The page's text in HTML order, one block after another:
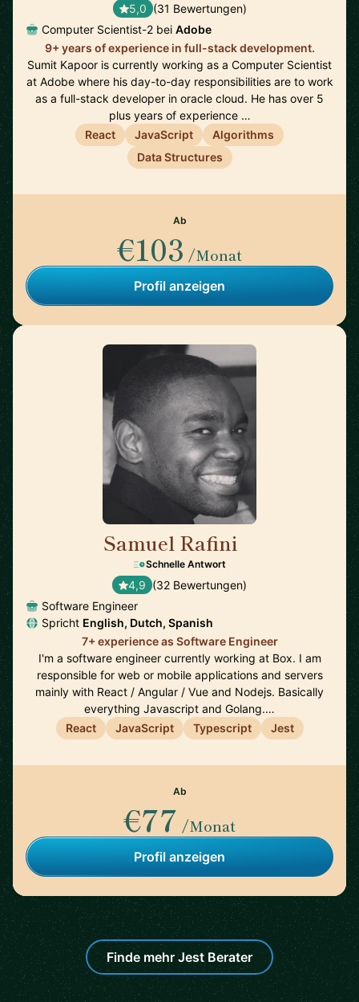
5,0 (31 Bewertungen)
Computer Scientist-2 bei Adobe
9+ years of experience in full-stack development.
Sumit Kapoor is currently working as a Computer Scientist
at Adobe where his day-to-day responsibilities are to work
as a full-stack developer in oracle cloud. He has over 5
plus years of experience …
React
JavaScript
Algorithms
Data Structures
Ab
€103 /Monat
Profil anzeigen
Samuel Rafini
Schnelle Antwort
4,9 (32 Bewertungen)
Software Engineer
Spricht English, Dutch, Spanish
7+ experience as Software Engineer
I'm a software engineer currently working at Box. I am
responsible for web or mobile applications and servers
mainly with React / Angular / Vue and Nodejs. Basically
everything Javascript and Golang.…
React
JavaScript Typescript Jest
Ab
€77 /Monat
Profil anzeigen
Finde mehr Jest Berater